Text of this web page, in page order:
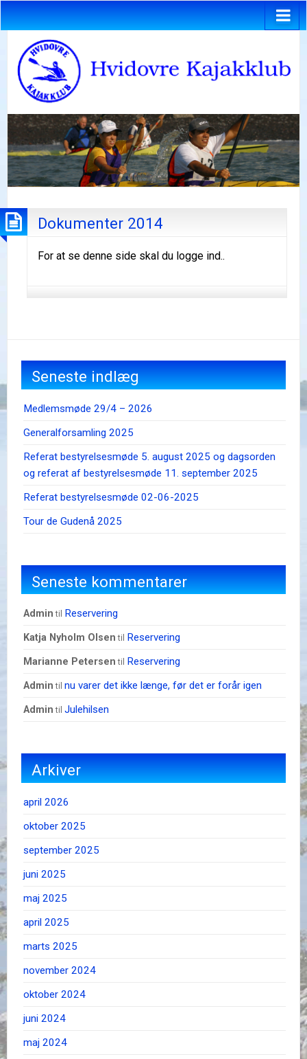
Dokumenter 2014
For at se denne side skal du logge ind..
Seneste indlæg
Medlemsmøde 29/4 – 2026
Generalforsamling 2025
Referat bestyrelsesmøde 5. august 2025 og dagsorden
og referat af bestyrelsesmøde 11. september 2025
Referat bestyrelsesmøde 02-06-2025
Tour de Gudenå 2025
Seneste kommentarer
admin til Reservering
Katja Nyholm Olsen til Reservering
Marianne Petersen til Reservering
admin til nu varer det ikke længe, før det er forår igen
admin til Julehilsen
Arkiver
april 2026
oktober 2025
september 2025
juni 2025
maj 2025
april 2025
marts 2025
november 2024
oktober 2024
juni 2024
maj 2024